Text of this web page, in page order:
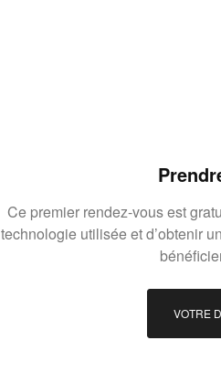
Ce premier rendez-vous est
technologie utilisée et d’obtenir
VOTRE